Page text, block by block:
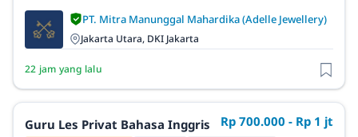
PT. Mitra Manunggal Mahardika (Adelle Jewellery)
Jakarta Utara, DKI Jakarta
22 jam yang lalu
Guru Les Privat Bahasa Inggris Rp 700.000 - Rp 1 jt